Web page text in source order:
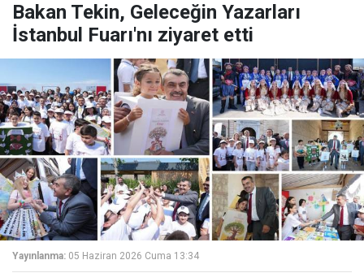
Bakan Tekin, Geleceğin Yazarları
İstanbul Fuarı'nı ziyaret etti
Yayınlanma: 05 Haziran 2026 Cuma 13:34